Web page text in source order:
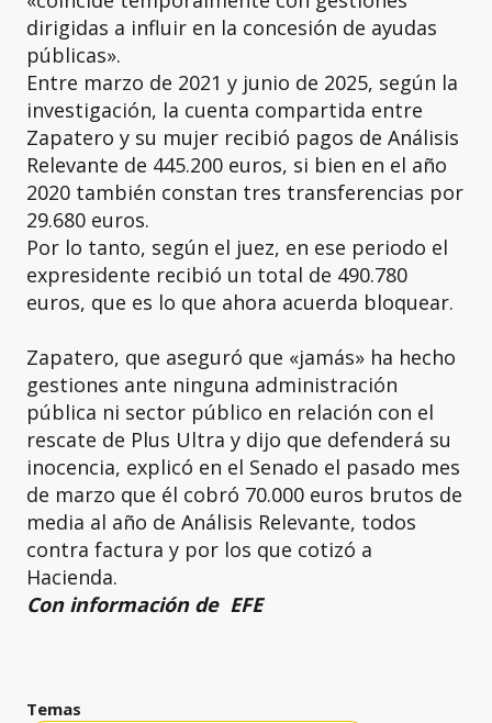
dirigidas a influir en la concesión de ayudas
públicas».
Entre marzo de 2021 y junio de 2025, según la
investigación, la cuenta compartida entre
Zapatero y su mujer recibió pagos de Análisis
Relevante de 445.200 euros, si bien en el año
2020 también constan tres transferencias por
29.680 euros.
Por lo tanto, según el juez, en ese periodo el
expresidente recibió un total de 490.780
euros, que es lo que ahora acuerda bloquear.
Zapatero, que aseguró que «jamás» ha hecho
gestiones ante ninguna administración
pública ni sector público en relación con el
rescate de Plus Ultra y dijo que defenderá su
inocencia, explicó en el Senado el pasado mes
de marzo que él cobró 70.000 euros brutos de
media al año de Análisis Relevante, todos
contra factura y por los que cotizó a
Hacienda.
Con información de EFE
Temas